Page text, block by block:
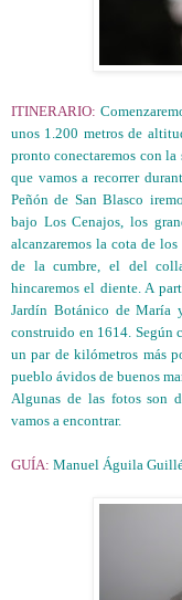
ITINERARIO:
unos 1.200 metros de
pronto conectaremos con
que vamos a recorrer
Peñón de San Blasco
bajo Los Cenajos, los
alcanzaremos la cota de
de la cumbre, el del
hincaremos el diente. A
Jardín Botánico de María
construido en 1614. Según
un par de kilómetros más
pueblo ávidos de buenos
Algunas de las fotos son
vamos a encontrar.
GUÍA: Manuel Águila